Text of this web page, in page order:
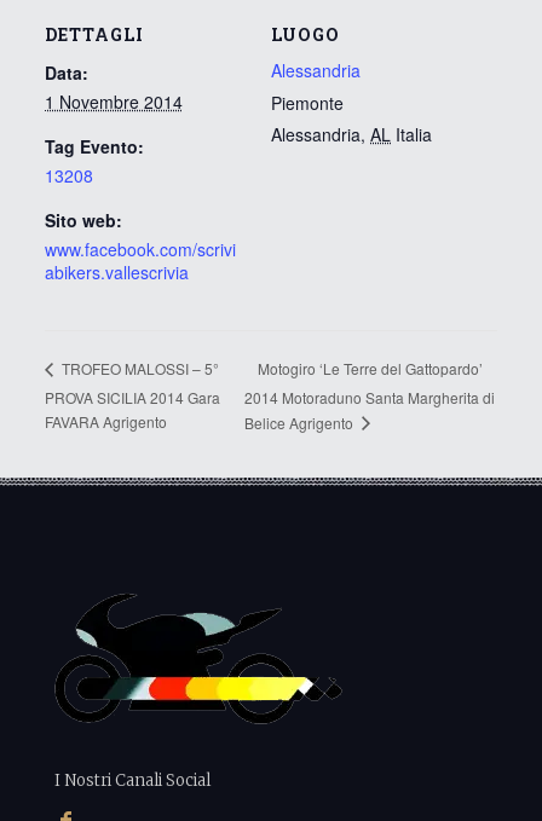
DETTAGLI
Data:
1 Novembre 2014
Tag Evento:
13208
Sito web:
www.facebook.com/scrivi
abikers.vallescrivia
LUOGO
Alessandria
Piemonte
Alessandria, AL Italia
TROFEO MALOSSI – 5°
PROVA SICILIA 2014 Gara
FAVARA Agrigento
Motogiro ‘Le Terre del Gattopardo’
2014 Motoraduno Santa Margherita di
Belice Agrigento
I Nostri Canali Social